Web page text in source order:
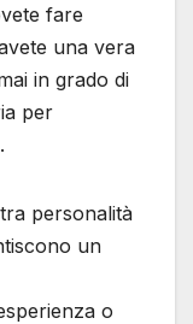
fare
una vera
in grado di
per
personalità
un
o